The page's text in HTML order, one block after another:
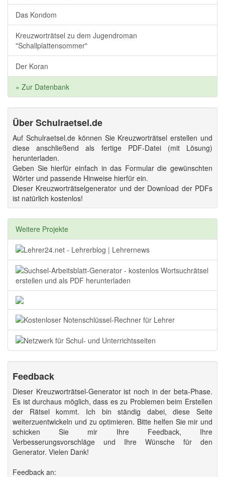
Das Kondom
Kreuzworträtsel zu dem Jugendroman
"Schallplattensommer"
Der Koran
» Zur Datenbank
Über Schulraetsel.de
Auf Schulraetsel.de können Sie Kreuzworträtsel erstellen und
diese anschließend als fertige PDF-Datei (mit Lösung)
herunterladen.
Geben Sie hierfür einfach in das Formular die gewünschten
Wörter und passende Hinweise hierfür ein.
Dieser Kreuzworträtselgenerator und der Download der PDFs
ist natürlich kostenlos!
Weitere Projekte
Feedback
Dieser Kreuzworträtsel-Generator ist noch in der beta-Phase.
Es ist durchaus möglich, dass es zu Problemen beim Erstellen
der Rätsel kommt. Ich bin ständig dabei, diese Seite
weiterzuentwickeln und zu optimieren. Bitte helfen Sie mir und
schicken Sie mir Ihre Feedback, Ihre
Verbesserungsvorschläge und Ihre Wünsche für den
Generator. Vielen Dank!
Feedback an: